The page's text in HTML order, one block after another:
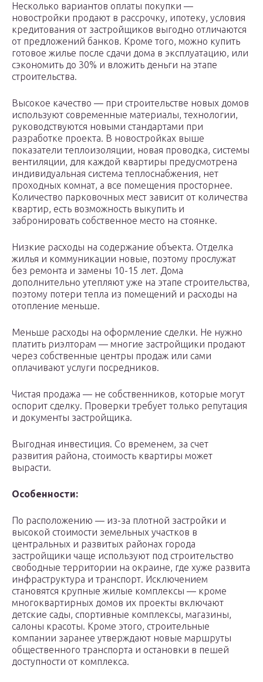
Несколько вариантов оплаты покупки —
новостройки продают в рассрочку, ипотеку, условия
кредитования от застройщиков выгодно отличаются
от предложений банков. Кроме того, можно купить
готовое жилье после сдачи дома в эксплуатацию, или
сэкономить до 30% и вложить деньги на этапе
строительства.
Высокое качество — при строительстве новых домов
используют современные материалы, технологии,
руководствуются новыми стандартами при
разработке проекта. В новостройках выше
показатели теплоизоляции, новая проводка, системы
вентиляции, для каждой квартиры предусмотрена
индивидуальная система теплоснабжения, нет
проходных комнат, а все помещения просторнее.
Количество парковочных мест зависит от количества
квартир, есть возможность выкупить и
забронировать собственное место на стоянке.
Низкие расходы на содержание объекта. Отделка
жилья и коммуникации новые, поэтому прослужат
без ремонта и замены 10-15 лет. Дома
дополнительно утепляют уже на этапе строительства,
поэтому потери тепла из помещений и расходы на
отопление меньше.
Меньше расходы на оформление сделки. Не нужно
платить риэлторам — многие застройщики продают
через собственные центры продаж или сами
оплачивают услуги посредников.
Чистая продажа — не собственников, которые могут
оспорит сделку. Проверки требует только репутация
и документы застройщика.
Выгодная инвестиция. Со временем, за счет
развития района, стоимость квартиры может
вырасти.
Особенности:
По расположению — из-за плотной застройки и
высокой стоимости земельных участков в
центральных и развитых районах города
застройщики чаще используют под строительство
свободные территории на окраине, где хуже развита
инфраструктура и транспорт. Исключением
становятся крупные жилые комплексы — кроме
многоквартирных домов их проекты включают
детские сады, спортивные комплексы, магазины,
салоны красоты. Кроме этого, строительные
компании заранее утверждают новые маршруты
общественного транспорта и остановки в пешей
доступности от комплекса.